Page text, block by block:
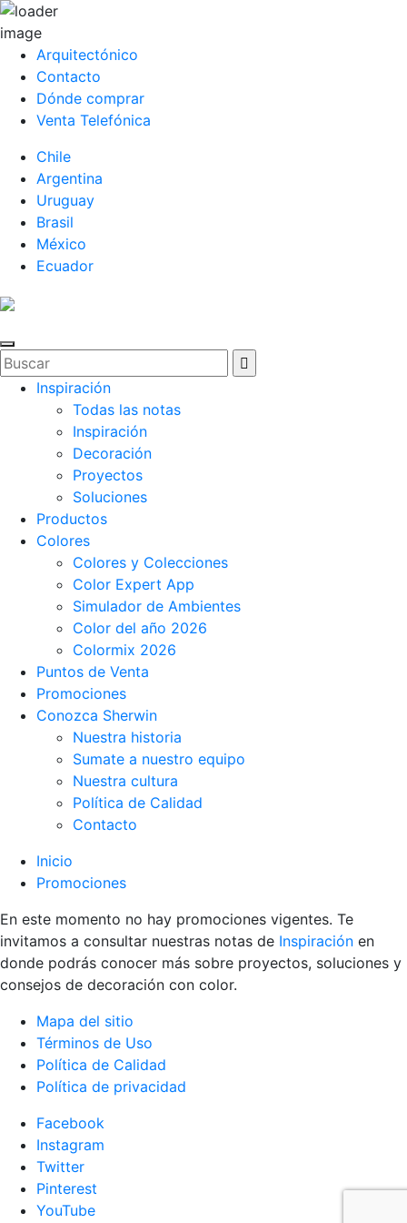
Arquitectónico
Contacto
Dónde comprar
Venta Telefónica
Chile
Argentina
Uruguay
Brasil
México
Ecuador
Inspiración
Todas las notas
Inspiración
Decoración
Proyectos
Soluciones
Productos
Colores
Colores y Colecciones
Color Expert App
Simulador de Ambientes
Color del año 2026
Colormix 2026
Puntos de Venta
Promociones
Conozca Sherwin
Nuestra historia
Sumate a nuestro equipo
Nuestra cultura
Política de Calidad
Contacto
Inicio
Promociones
En este momento no hay promociones vigentes. Te
invitamos a consultar nuestras notas de Inspiración en
donde podrás conocer más sobre proyectos, soluciones y
consejos de decoración con color.
Mapa del sitio
Términos de Uso
Política de Calidad
Política de privacidad
Facebook
Instagram
Twitter
Pinterest
YouTube